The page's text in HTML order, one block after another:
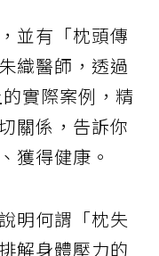
並有「枕頭傳
織醫師，透過
實際案例，精
關係，告訴你
獲得健康。
明何謂「枕失
解身體壓力的